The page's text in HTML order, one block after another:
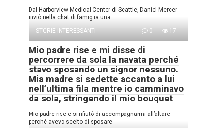
Dal Harborview Medical Center di Seattle, Daniel Mercer
inviò nella chat di famiglia una
STORIE INTERESSANTI
0 17
Mio padre rise e mi disse di
percorrere da sola la navata perché
stavo sposando un signor nessuno.
Mia madre si sedette accanto a lui
nell’ultima fila mentre io camminavo
da sola, stringendo il mio bouquet
Mio padre rise e si rifiutò di accompagnarmi all’altare
perché avevo scelto di sposare